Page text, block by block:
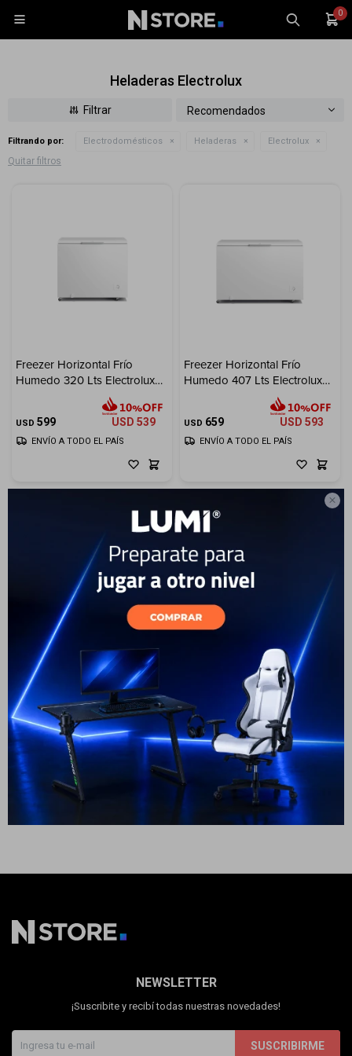

0

Heladeras Electrolux
Recomendados
Filtrando por: Electrodomésticos Heladeras Electrolux
Quitar filtros
Freezer Horizontal Frío
Humedo 320 Lts Electrolux
USD 599 USD 539
ENVÍO A TODO EL PAÍS
Freezer Horizontal Frío
Humedo 407 Lts Electrolux
USD 659 USD 593
ENVÍO A TODO EL PAÍS
Freezer Horizontal Frío
Humedo 521 Lts Electrolux
Inverter
USD 779 USD701
ENVÍO A TODO EL PAÍS
NEWSLETTER
¡Suscribite y recibí todas nuestras novedades!
SUSCRIBIRME
Electrodomésticos
Marcas
Cuenta
Tiendas
Monitores